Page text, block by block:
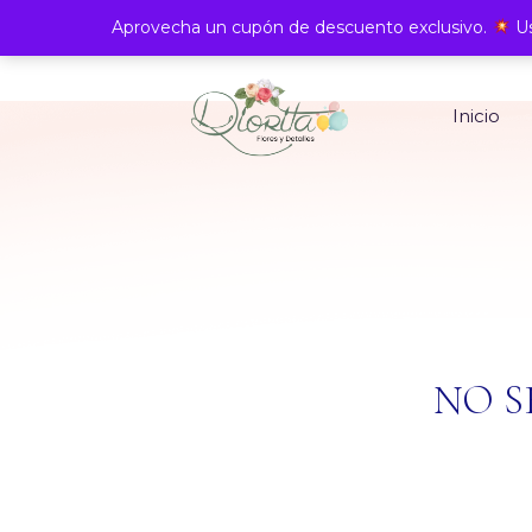
Inicio
NO
Aprovecha un cupón de descuento exclusivo.